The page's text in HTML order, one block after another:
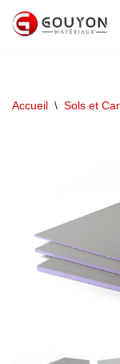
Accueil \ Sols et